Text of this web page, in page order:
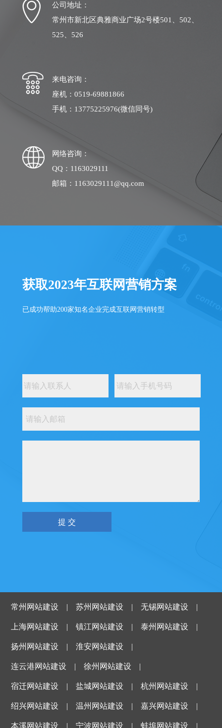
公司地址：
常州市新北区典雅商业广场2号楼501、502、
525、526
来电咨询：
座机：0519-69881866
手机：13775225976(微信同号)
网络咨询：
QQ：1163029111
邮箱：1163029111@qq.com
获取2023年互联网营销方案
已成功帮助200家知名企业完成互联网营销转型
常州网站建设 |苏州网站建设 |无锡网站建设 |
上海网站建设 |镇江网站建设 |泰州网站建设 |
扬州网站建设 |淮安网站建设 |
连云港网站建设 |徐州网站建设 |
宿迁网站建设 |盐城网站建设 |杭州网站建设 |
绍兴网站建设 |温州网站建设 |嘉兴网站建设 |
本溪网站建设 |宁波网站建设 |蚌埠网站建设 |